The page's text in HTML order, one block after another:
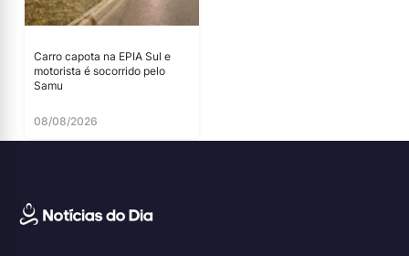
Carro capota na EPIA Sul e
motorista é socorrido pelo
Samu
08/08/2026